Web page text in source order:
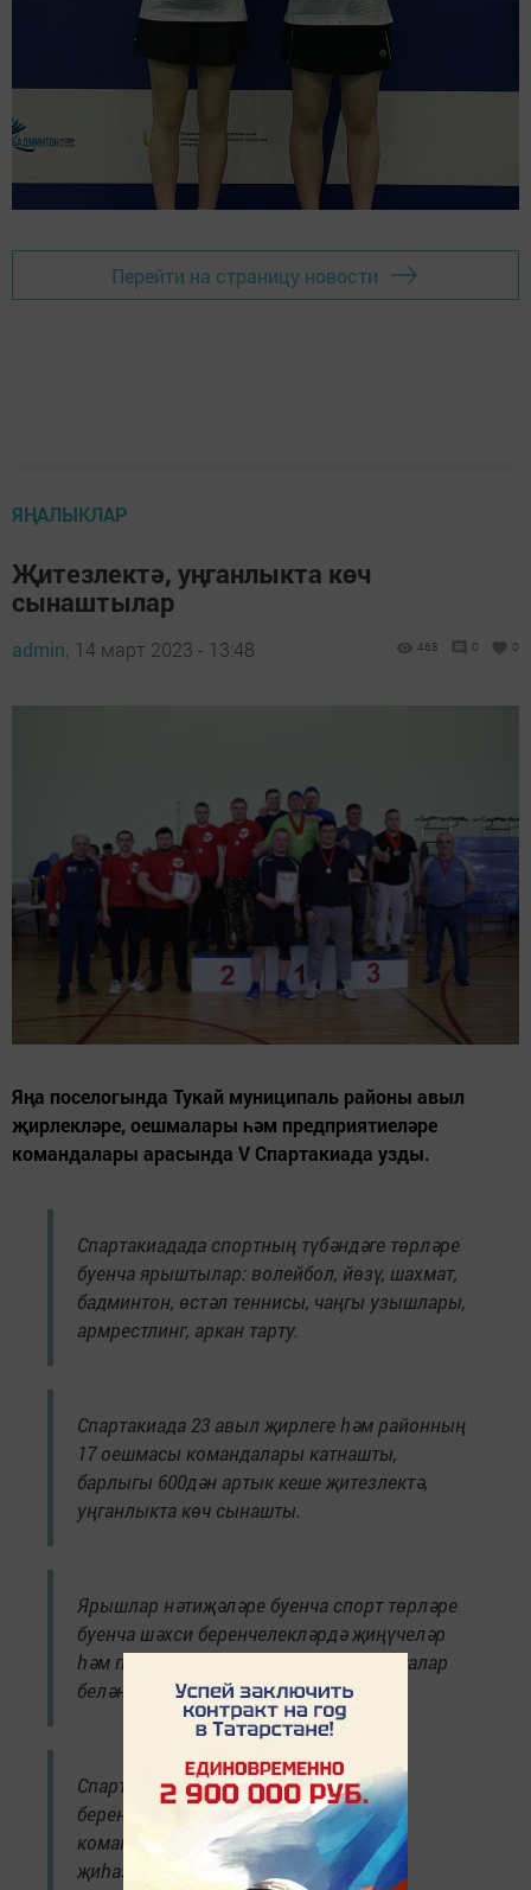
Перейти на страницу новости
ЯҢАЛЫКЛАР
Җитезлектә, уңганлыкта көч
сынаштылар
admin, 14 март 2023 - 13:48 468 0 0
Яңа поселогында Тукай муниципаль районы авыл
җирлекләре, оешмалары һәм предприятиеләре
командалары арасында V Спартакиада узды.
Спартакиадада спортның түбәндәге төрләре
буенча ярыштылар: волейбол, йөзү, шахмат,
бадминтон, өстәл теннисы, чаңгы узышлары,
армрестлинг, аркан тарту.
Спартакиада 23 авыл җирлеге һәм районның
17 оешмасы командалары катнашты,
барлыгы 600дән артык кеше җитезлектә,
уңганлыкта көч сынашты.
Ярышлар нәтиҗәләре буенча спорт төрләре
буенча шәхси беренчелекләрдә җиңүчеләр
һәм призерлар медальләр һәм грамоталар
белән бүләкләнделәр.
Спартакиаданың гомумкоманда
беренчелегендә I-V урыннарны алган
командалар дипломнар һәм спорт
җиһазлары белән бүләкләнде. Авыл